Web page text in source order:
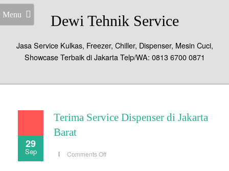
Menu Dewi Tehnik Service
Jasa Service Kulkas, Freezer, Chiller, Dispenser, Mesin Cuci,
Showcase Terbaik di Jakarta Telp/WA: 0813 6700 0871
29
Sep
Terima Service Dispenser di Jakarta
Barat
Comments Offon